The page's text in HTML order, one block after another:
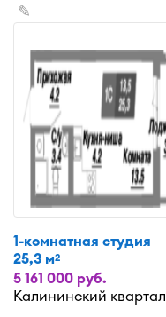
✎
1-комнатная студия
25,3 м2
5 161 000 руб.
Калининский квартал